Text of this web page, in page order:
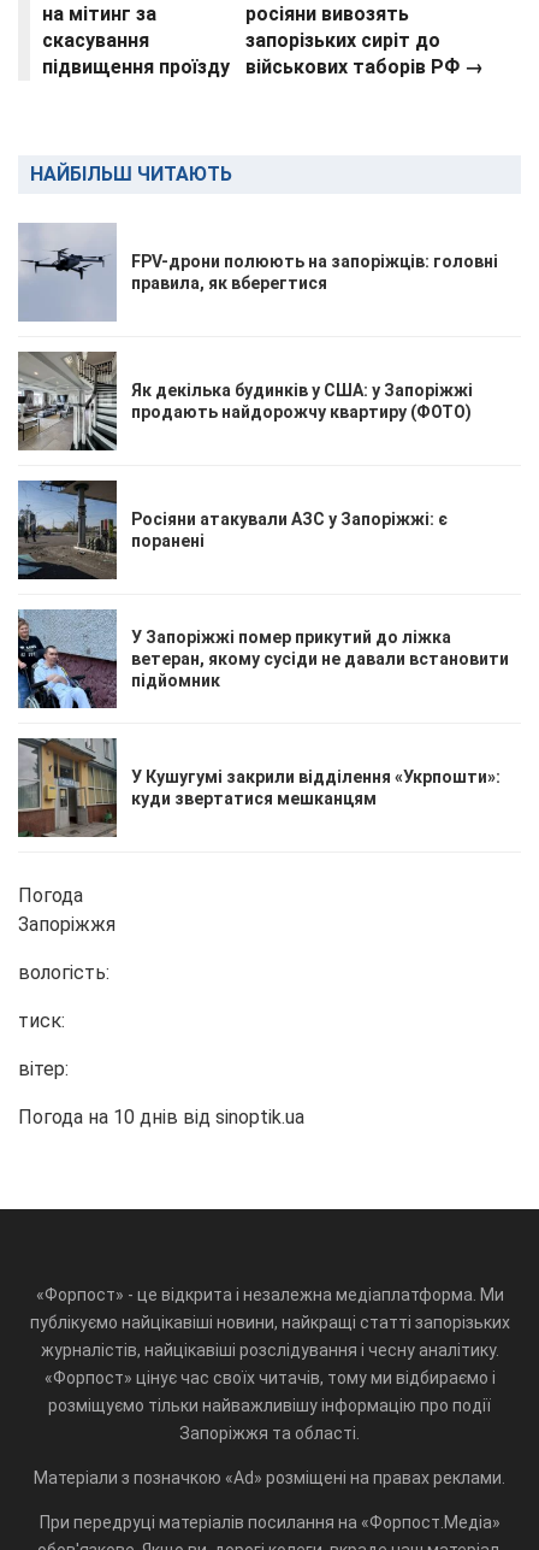
на мітинг за
скасування
підвищення проїзду
росіяни вивозять
запорізьких сиріт до
військових таборів РФ →
НАЙБІЛЬШ ЧИТАЮТЬ
FPV-дрони полюють на запоріжців: головні
правила, як вберегтися
Як декілька будинків у США: у Запоріжжі
продають найдорожчу квартиру (ФОТО)
Росіяни атакували АЗС у Запоріжжі: є
поранені
У Запоріжжі помер прикутий до ліжка
ветеран, якому сусіди не давали встановити
підйомник
У Кушугумі закрили відділення «Укрпошти»:
куди звертатися мешканцям
Погода
Запоріжжя
вологість:
тиск:
вітер:
Погода на 10 днів від sinoptik.ua
«Форпост» - це відкрита і незалежна медіаплатформа. Ми
публікуємо найцікавіші новини, найкращі статті запорізьких
журналістів, найцікавіші розслідування і чесну аналітику.
«Форпост» цінує час своїх читачів, тому ми відбираємо і
розміщуємо тільки найважливішу інформацію про події
Запоріжжя та області.
Матеріали з позначкою «Ad» розміщені на правах реклами.
При передруці матеріалів посилання на «Форпост.Медіа»